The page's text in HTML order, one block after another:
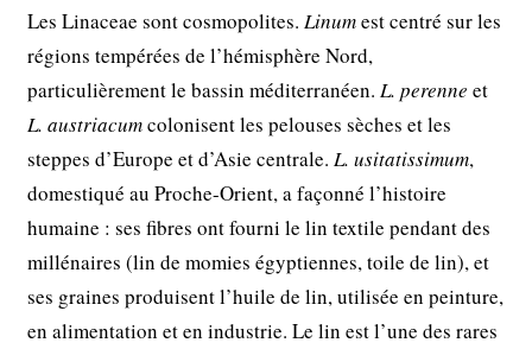
Les Linaceae sont cosmopolites.Linumest centré sur les
régions tempérées de l’hémisphère Nord,
particulièrement le bassin méditerranéen.L. perenne et
L. austriacumcolonisent les pelouses sèches et les
steppes d’Europe et d’Asie centrale.L. usitatissimum,
domestiqué au Proche-Orient, a façonné l’histoire
humaine : ses fibres ont fourni le lin textile pendant des
millénaires (lin de momies égyptiennes, toile de lin), et
ses graines produisent l’huile de lin, utilisée en peinture,
en alimentation et en industrie. Le lin est l’une des rares